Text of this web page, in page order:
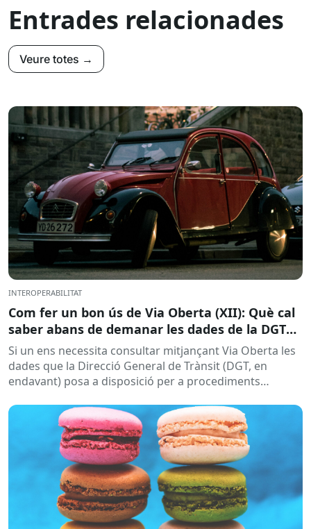
Entrades relacionades
Veure totes →
INTEROPERABILITAT
Com fer un bon ús de Via Oberta (XII): Què cal
saber abans de demanar les dades de la DGT
per a procediments sancionadors
Si un ens necessita consultar mitjançant Via Oberta les
dades que la Direcció General de Trànsit (DGT, en
endavant) posa a disposició per a procediments